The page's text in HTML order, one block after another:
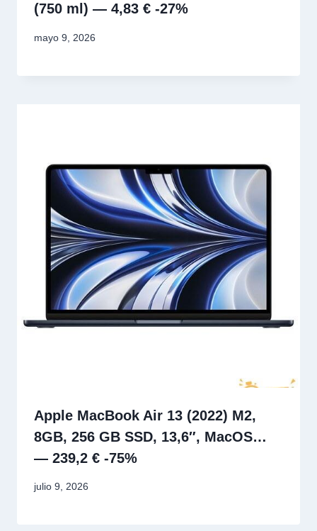
(750 ml) — 4,83 € -27%
mayo 9, 2026
Apple MacBook Air 13 (2022) M2,
8GB, 256 GB SSD, 13,6″, MacOS…
— 239,2 € -75%
julio 9, 2026